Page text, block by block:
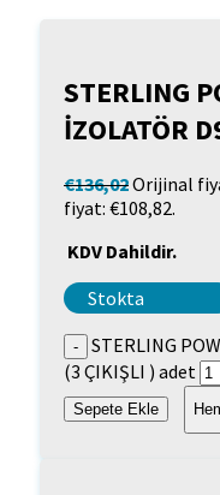
STERLING
İZOLATÖR
€136,02Orijinal
fiyat: €108,82.
KDV Dahildir.
Stokta
STERLING
(3 ÇIKIŞLI ) adet
Sepete Ekle